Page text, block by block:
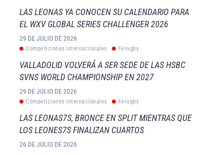
LAS LEONAS YA CONOCEN SU CALENDARIO PARA
EL WXV GLOBAL SERIES CHALLENGER 2026
29 DE JULIO DE 2026
Competiciones Internacionales Ferugby
VALLADOLID VOLVERÁ A SER SEDE DE LAS HSBC
SVNS WORLD CHAMPIONSHIP EN 2027
29 DE JULIO DE 2026
Competiciones Internacionales Ferugby
LAS LEONAS7S, BRONCE EN SPLIT MIENTRAS QUE
LOS LEONES7S FINALIZAN CUARTOS
26 DE JULIO DE 2026